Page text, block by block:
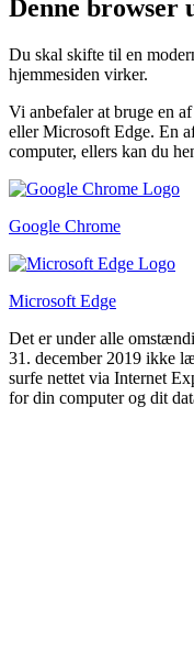
Denne
Du skal skifte til en
hjemmesiden virker.
Vi anbefaler at bruge en
eller Microsoft Edge. En
computer, ellers kan du
Google Chrome
Microsoft Edge
Det er under alle
31. december 2019 ikke
surfe nettet via Internet
for din computer og dit